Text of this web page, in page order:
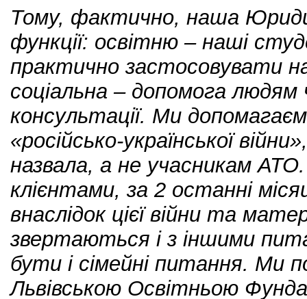
Тому, фактично, наша
функції: освітню – наші
практично застосовувати
соціальна – допомога людям
консультації. Ми
«російсько-української
назвала, а не учасникам
клієнтами, за 2 останні
внаслідок цієї війни та
звертаються і з іншими
бути і сімейні питання. Ми
Львівською Освітньою